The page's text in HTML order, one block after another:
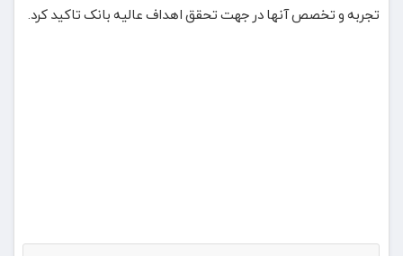
تجربه و تخصص آنها در جهت تحقق اهداف عالیه بانک تاکید کرد.